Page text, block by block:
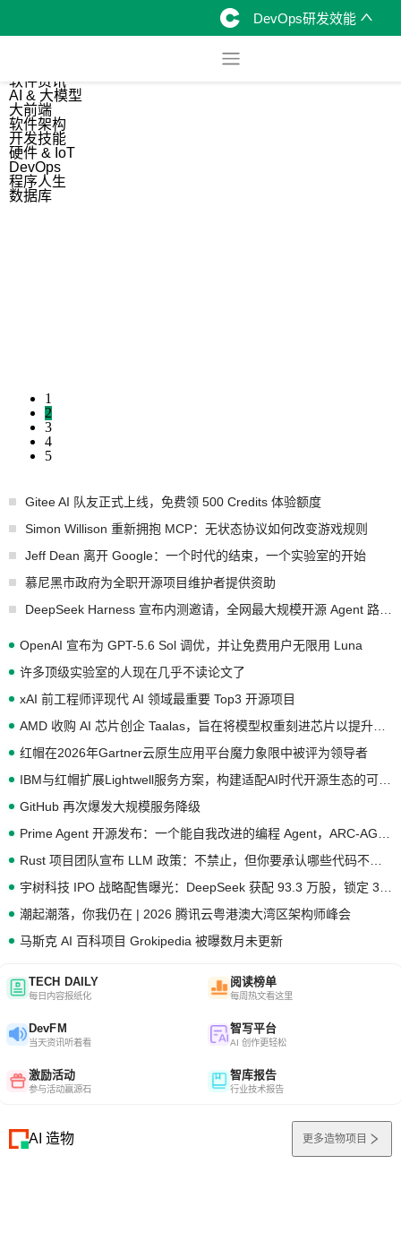
DevOps研发效能
软件资讯
AI & 大模型
大前端
软件架构
开发技能
硬件 & IoT
DevOps
程序人生
数据库
1
2
3
4
5
Gitee AI 队友正式上线，免费领 500 Credits 体验额度
Simon Willison 重新拥抱 MCP：无状态协议如何改变游戏规则
Jeff Dean 离开 Google：一个时代的结束，一个实验室的开始
慕尼黑市政府为全职开源项目维护者提供资助
OpenAI 宣布为 GPT-5.6 Sol 调优，并让免费用户无限用 Luna
许多顶级实验室的人现在几乎不读论文了
xAI 前工程师评现代 AI 领域最重要 Top3 开源项目
红帽在2026年Gartner云原生应用平台魔力象限中被评为领导者
GitHub 再次爆发大规模服务降级
潮起潮落，你我仍在 | 2026 腾讯云粤港澳大湾区架构师峰会
马斯克 AI 百科项目 Grokipedia 被曝数月未更新
TECH DAILY
每日内容报纸化
阅读榜单
每周热文看这里
DevFM
当天资讯听着看
智写平台
AI 创作更轻松
激励活动
参与活动赢源石
智库报告
行业技术报告
AI 造物 更多造物项目